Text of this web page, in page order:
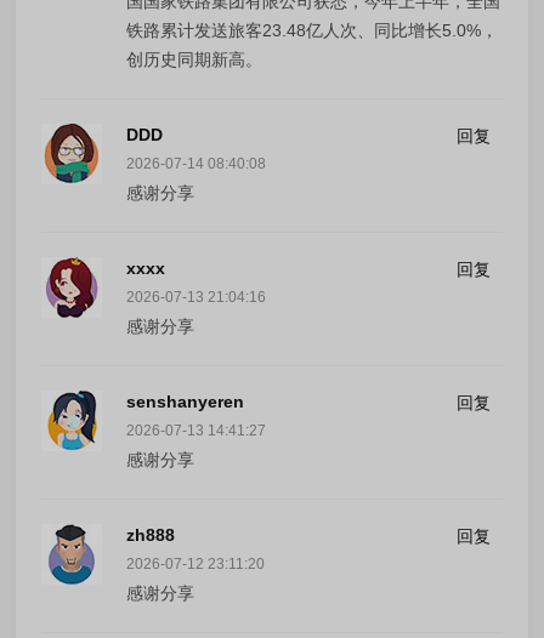
铁路累计发送旅客23.48亿人次、同比增长5.0%，
创历史同期新高。
DDD 回复
2026-07-14 08:40:08
感谢分享
xxxx 回复
2026-07-13 21:04:16
感谢分享
senshanyeren 回复
2026-07-13 14:41:27
感谢分享
zh888 回复
2026-07-12 23:11:20
感谢分享